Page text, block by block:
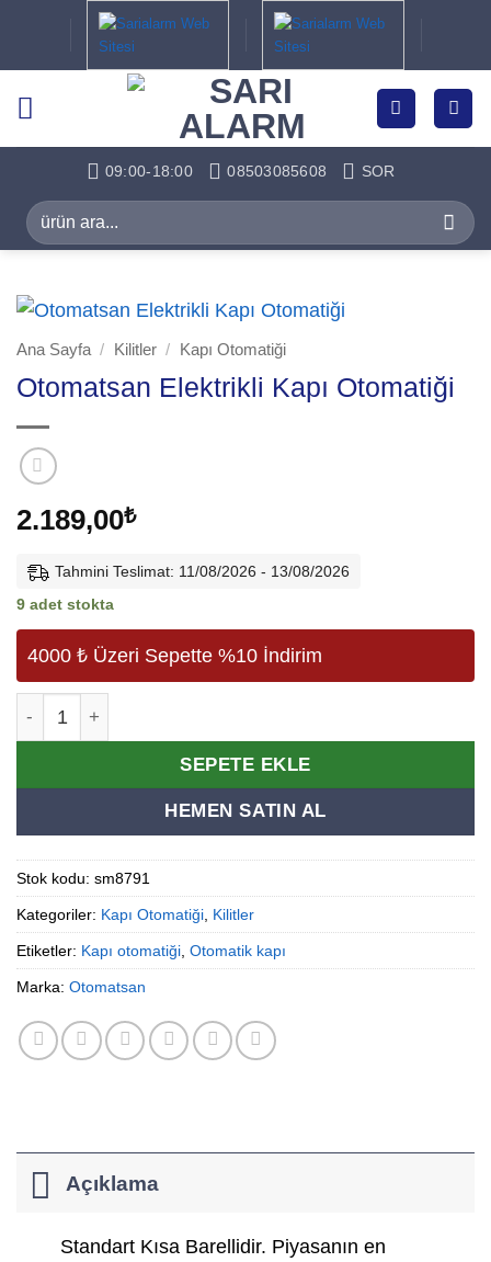
09:00-18:00 08503085608 SOR
Ara:
Ana Sayfa / Kilitler / Kapı Otomatiği
Otomatsan Elektrikli Kapı Otomatiği
2.189,00₺
Tahmini Teslimat: 11/08/2026 - 13/08/2026
9 adet stokta
4000 ₺ Üzeri Sepette %10 İndirim
SEPETE EKLE
HEMEN SATIN AL
Alternative:
Stok kodu: sm8791
Kategoriler: Kapı Otomatiği, Kilitler
Etiketler: Kapı otomatiği, Otomatik kapı
Marka: Otomatsan
Açıklama
Standart Kısa Barellidir. Piyasanın en